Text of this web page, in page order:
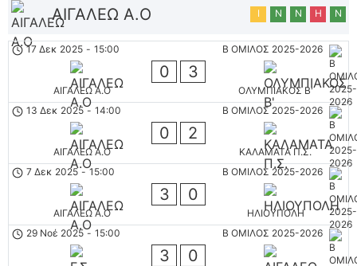
ΑΙΓΑΛΕΩ A.O Ι Ν Ν Η Ν
Β ΟΜΙΛΟΣ 2025-2026
17 Δεκ 2025 - 15:00
ΑΙΓΑΛΕΩ A.O
0 3
ΟΛΥΜΠΙΑΚΟΣ Β'
Β ΟΜΙΛΟΣ 2025-2026
13 Δεκ 2025 - 14:00
ΑΙΓΑΛΕΩ A.O
0 2
ΚΑΛΑΜΑΤΑ Π.Σ.
Β ΟΜΙΛΟΣ 2025-2026
7 Δεκ 2025 - 15:00
ΑΙΓΑΛΕΩ A.O
3 0
ΗΛΙΟΥΠΟΛΗ
Β ΟΜΙΛΟΣ 2025-2026
29 Νοέ 2025 - 15:00
3 0